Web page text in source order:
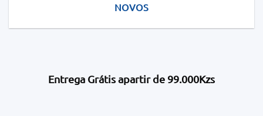
NOVOS
Entrega Grátis apartir de 99.000Kzs